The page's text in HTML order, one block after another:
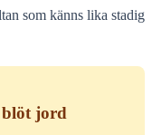
som känns lika stadig
jord